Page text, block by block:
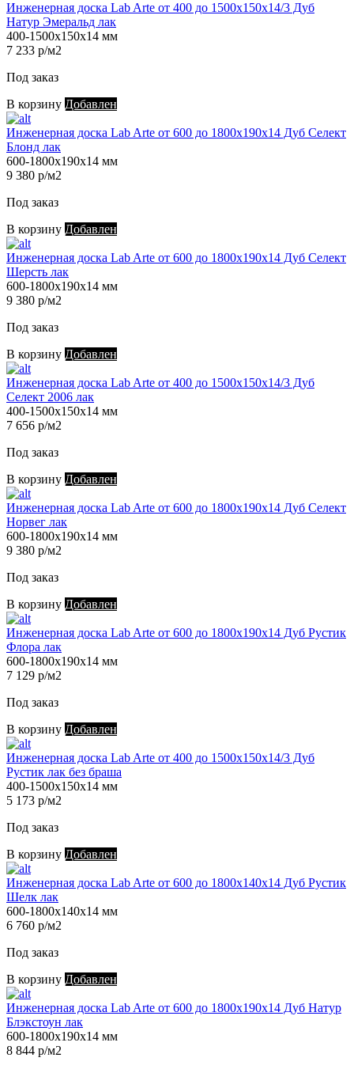
Инженерная доска Lab Arte от 400 до 1500х150х14/3 Дуб
Натур Эмеральд лак
400-1500х150х14 мм
7 233 р/м2
Под заказ
В корзину Добавлен
Инженерная доска Lab Arte от 600 до 1800х190х14 Дуб Селект
Блонд лак
600-1800х190х14 мм
9 380 р/м2
Под заказ
В корзину Добавлен
Инженерная доска Lab Arte от 600 до 1800х190х14 Дуб Селект
Шерсть лак
600-1800х190х14 мм
9 380 р/м2
Под заказ
В корзину Добавлен
Инженерная доска Lab Arte от 400 до 1500х150х14/3 Дуб
Селект 2006 лак
400-1500х150х14 мм
7 656 р/м2
Под заказ
В корзину Добавлен
Инженерная доска Lab Arte от 600 до 1800х190х14 Дуб Селект
Норвег лак
600-1800х190х14 мм
9 380 р/м2
Под заказ
В корзину Добавлен
Инженерная доска Lab Arte от 600 до 1800х190х14 Дуб Рустик
Флора лак
600-1800х190х14 мм
7 129 р/м2
Под заказ
В корзину Добавлен
Инженерная доска Lab Arte от 400 до 1500х150х14/3 Дуб
Рустик лак без браша
400-1500х150х14 мм
5 173 р/м2
Под заказ
В корзину Добавлен
Инженерная доска Lab Arte от 600 до 1800х140х14 Дуб Рустик
Шелк лак
600-1800х140х14 мм
6 760 р/м2
Под заказ
В корзину Добавлен
Инженерная доска Lab Arte от 600 до 1800х190х14 Дуб Натур
Блэкстоун лак
600-1800х190х14 мм
8 844 р/м2